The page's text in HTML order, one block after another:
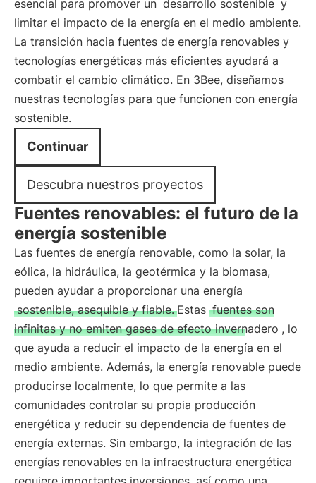
esencial para promover un desarrollo sostenible y
limitar el impacto de la energía en el medio ambiente.
La transición hacia fuentes de energía renovables y
tecnologías energéticas más eficientes ayudará a
combatir el cambio climático. En 3Bee, diseñamos
nuestras tecnologías para que funcionen con energía
sostenible.
Continuar
Descubra nuestros proyectos
Fuentes renovables: el futuro de la
energía sostenible
Las fuentes de energía renovable, como la solar, la
eólica, la hidráulica, la geotérmica y la biomasa,
pueden ayudar a proporcionar una energía
sostenible, asequible y fiable. Estas fuentes son
infinitas y no emiten gases de efecto invernadero , lo
que ayuda a reducir el impacto de la energía en el
medio ambiente. Además, la energía renovable puede
producirse localmente, lo que permite a las
comunidades controlar su propia producción
energética y reducir su dependencia de fuentes de
energía externas. Sin embargo, la integración de las
energías renovables en la infraestructura energética